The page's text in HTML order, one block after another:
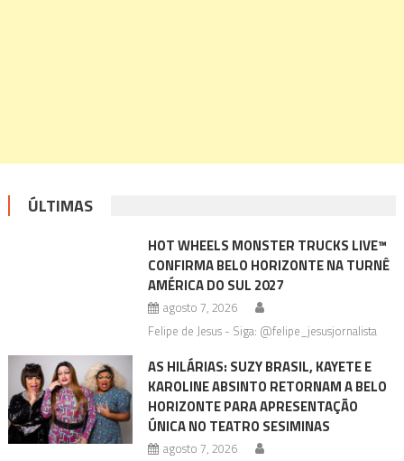
ÚLTIMAS
HOT WHEELS MONSTER TRUCKS LIVE™
CONFIRMA BELO HORIZONTE NA TURNÊ
AMÉRICA DO SUL 2027
agosto 7, 2026
Felipe de Jesus - Siga: @felipe_jesusjornalista
AS HILÁRIAS: SUZY BRASIL, KAYETE E
KAROLINE ABSINTO RETORNAM A BELO
HORIZONTE PARA APRESENTAÇÃO
ÚNICA NO TEATRO SESIMINAS
agosto 7, 2026